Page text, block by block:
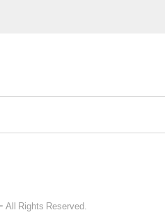
All Rights Reserved.